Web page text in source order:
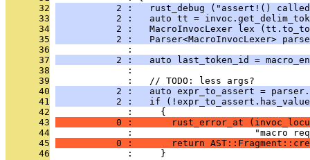
      32
2 :   rust_debug ("assert!()
      33
2 :   auto tt =
      34
2 :   MacroInvocLexer lex
      35
2 :   Parser<MacroInvocLexer>
      36
              :
      37
2 :   auto last_token_id =
      38
              :
      39
              :   // TODO: less args?
      40
2 :   auto expr_to_assert =
      41
2 :   if
      42
              :     {
      43
0 :       rust_error_at
      44
:                      "macro
      45
0 :       return
      46
              :     }